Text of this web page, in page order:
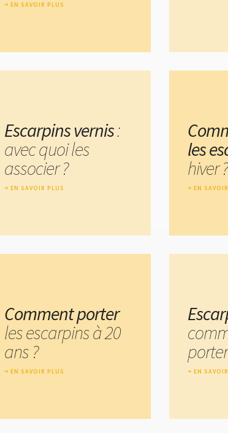
EN SAVOIR PLUS
Escarpins vernis:
avec quoi les
associer ?
EN SAVOIR PLUS
les
hiver ?
EN
Comment porter
les escarpins à 20
ans ?
EN SAVOIR PLUS EN